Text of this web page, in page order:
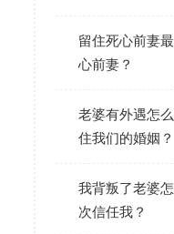
留住死心前妻
心前妻？
老婆有外遇怎
住我们的婚姻？
我背叛了老婆
次信任我？